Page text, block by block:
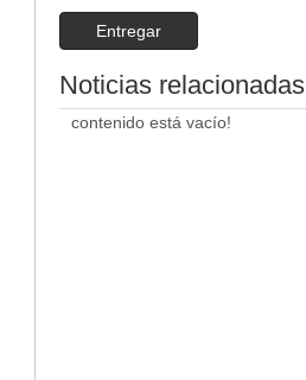
Entregar
Noticias relacionadas
contenido está vacío!